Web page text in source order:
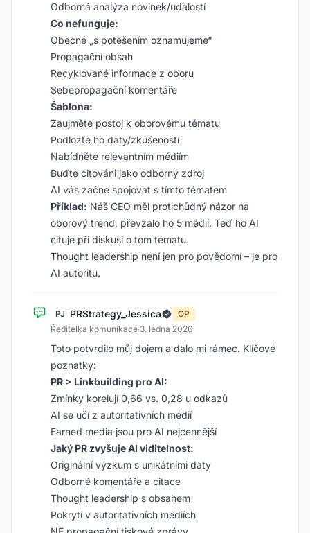
Odborná analýza novinek/událostí
Co nefunguje:
Obecné „s potěšením oznamujeme“
Propagační obsah
Recyklované informace z oboru
Sebepropagační komentáře
Šablona:
Zaujměte postoj k oborovému tématu
Podložte ho daty/zkušeností
Nabídněte relevantním médiím
Buďte citováni jako odborný zdroj
AI vás začne spojovat s tímto tématem
Příklad: Náš CEO měl protichůdný názor na
oborový trend, převzalo ho 5 médií. Teď ho AI
cituje při diskusi o tom tématu.
Thought leadership není jen pro povědomí – je pro
AI autoritu.
PJ PRStrategy_Jessica
OP
Ředitelka komunikace·3. ledna 2026
Toto potvrdilo můj dojem a dalo mi rámec. Klíčové
poznatky:
PR > Linkbuilding pro AI:
Zmínky korelují 0,66 vs. 0,28 u odkazů
AI se učí z autoritativních médií
Earned media jsou pro AI nejcennější
Jaký PR zvyšuje AI viditelnost:
Originální výzkum s unikátními daty
Odborné komentáře a citace
Thought leadership s obsahem
Pokrytí v autoritativních médiích